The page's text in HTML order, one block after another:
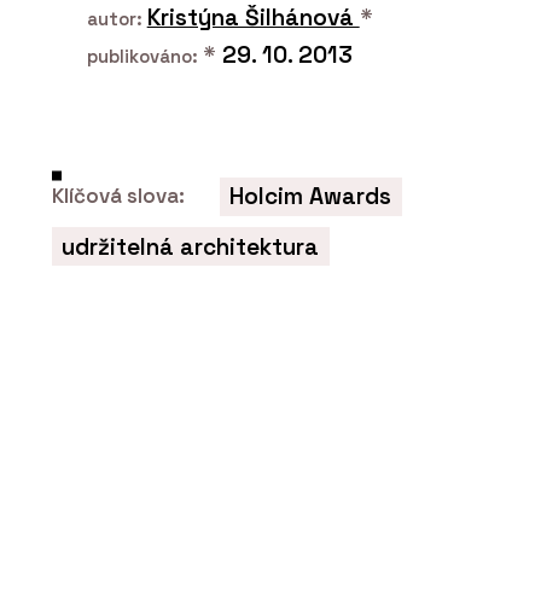
autor: Kristýna Šilhánová *
publikováno: * 29. 10. 2013
Klíčová slova:
Holcim Awards
udržitelná architektura